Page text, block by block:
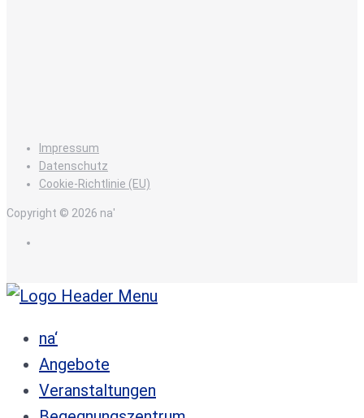
Impressum
Datenschutz
Cookie-Richtlinie (EU)
Copyright © 2026 na'
na‘
Angebote
Veranstaltungen